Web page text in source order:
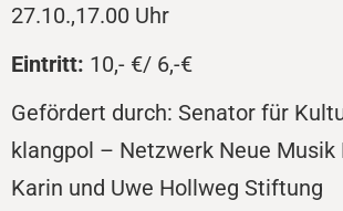
27.10.,17.00 Uhr
Eintritt: 10,- €/ 6,-€
Gefördert durch: Senator für
klangpol – Netzwerk Neue Musik
Karin und Uwe Hollweg Stiftung